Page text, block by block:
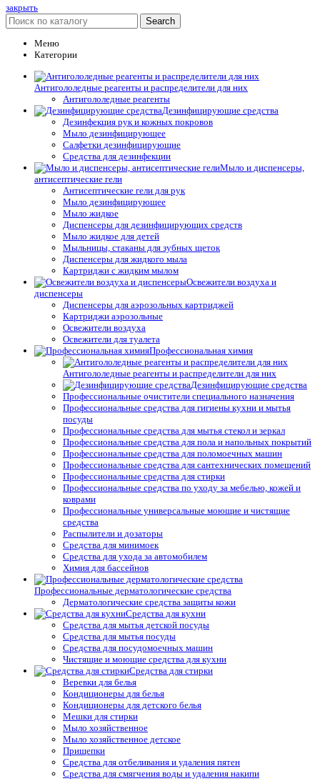
закрыть
Search
Меню
Категории
Антигололедные реагенты и распределители для них
Антигололедные реагенты
Дезинфицирующие средства
Дезинфекция рук и кожных покровов
Мыло дезинфицирующее
Салфетки дезинфицирующие
Средства для дезинфекции
Мыло и диспенсеры,
антисептические гели
Антисептические гели для рук
Мыло дезинфицирующее
Мыло жидкое
Диспенсеры для дезинфицирующих средств
Мыло жидкое для детей
Мыльницы, стаканы для зубных щеток
Диспенсеры для жидкого мыла
Картриджи с жидким мылом
Освежители воздуха и
диспенсеры
Диспенсеры для аэрозольных картриджей
Картриджи аэрозольные
Освежители воздуха
Освежители для туалета
Профессиональная химия
Антигололедные реагенты и распределители для них
Дезинфицирующие средства
Профессиональные очистители специального назначения
Профессиональные средства для гигиены кухни и мытья
посуды
Профессиональные средства для мытья стекол и зеркал
Профессиональные средства для пола и напольных покрытий
Профессиональные средства для поломоечных машин
Профессиональные средства для сантехнических помещений
Профессиональные средства для стирки
Профессиональные средства по уходу за мебелью, кожей и
коврами
Профессиональные универсальные моющие и чистящие
средства
Распылители и дозаторы
Средства для минимоек
Средства для ухода за автомобилем
Химия для бассейнов
Профессиональные дерматологические средства
Дерматологические средства защиты кожи
Средства для кухни
Средства для мытья детской посуды
Средства для мытья посуды
Средства для посудомоечных машин
Чистящие и моющие средства для кухни
Средства для стирки
Веревки для белья
Кондиционеры для белья
Кондиционеры для детского белья
Мешки для стирки
Мыло хозяйственное
Мыло хозяйственное детское
Прищепки
Средства для отбеливания и удаления пятен
Средства для смягчения воды и удаления накипи